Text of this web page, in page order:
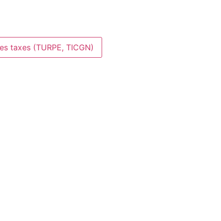
taxes (TURPE, TICGN)